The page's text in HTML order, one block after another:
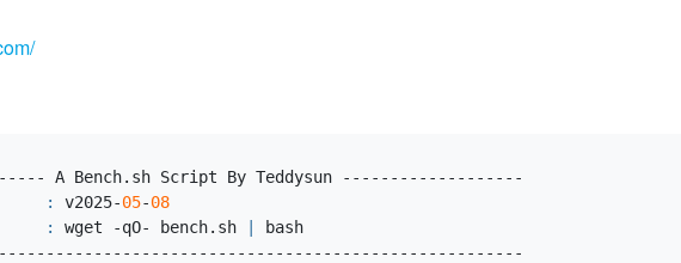
A Bench. sh Script By Teddysun -------------------
: v2025-05-08
: wget -qO- bench. sh
bash